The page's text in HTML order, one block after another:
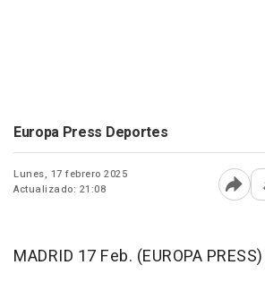
Europa Press Deportes
Lunes, 17 febrero 2025
Actualizado: 21:08
MADRID 17 Feb. (EUROPA